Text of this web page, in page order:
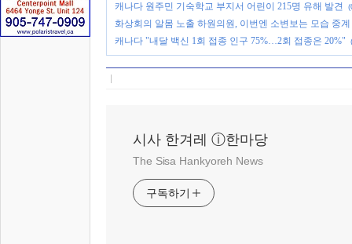
캐나다 원주민 기숙학교 부지서 어린이 215명 유해 발견
화상회의 알몸 노출 하원의원, 이번엔 소변보는 모습 중계
캐나다 "내달 백신 1회 접종 인구 75%…2회 접종은 20%"
시사 한겨레 ⓘ한마당
The Sisa Hankyoreh News
구독하기